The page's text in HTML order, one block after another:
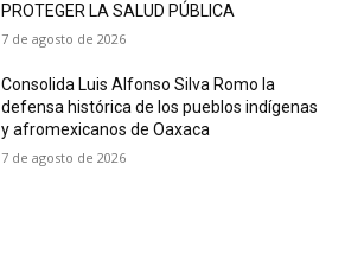
PROTEGER LA SALUD PÚBLICA
7 de agosto de 2026
Consolida Luis Alfonso Silva Romo la
defensa histórica de los pueblos indígenas
y afromexicanos de Oaxaca
7 de agosto de 2026